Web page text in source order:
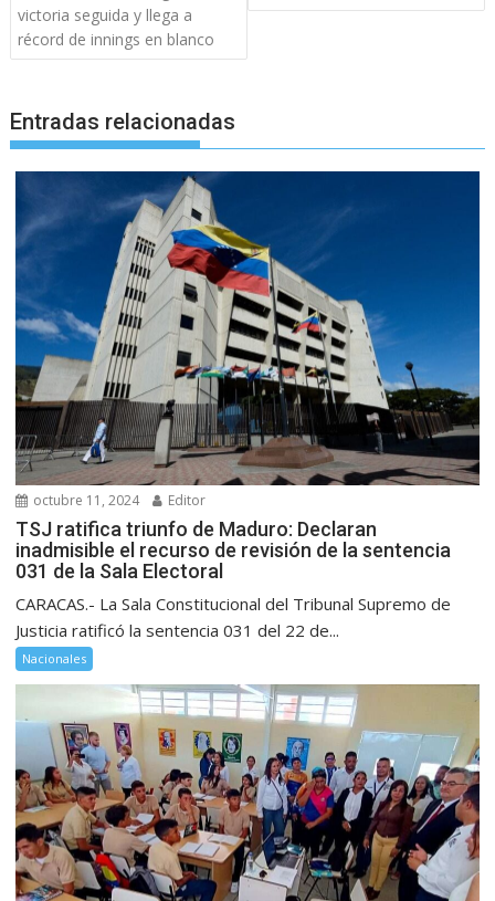
entradas
victoria seguida y llega a
récord de innings en blanco
Entradas relacionadas
octubre 11, 2024 Editor
TSJ ratifica triunfo de Maduro: Declaran
inadmisible el recurso de revisión de la sentencia
031 de la Sala Electoral
CARACAS.- La Sala Constitucional del Tribunal Supremo de
Justicia ratificó la sentencia 031 del 22 de...
Nacionales